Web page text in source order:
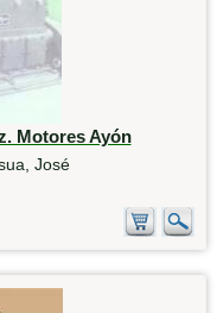
Motores Ayón
José